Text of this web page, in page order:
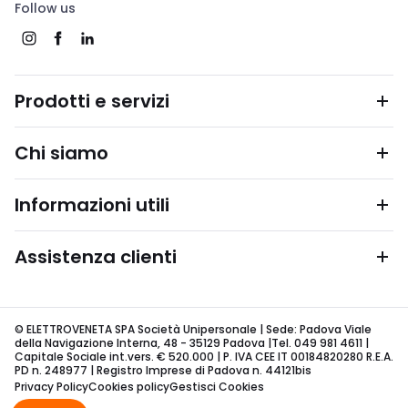
Follow us
Prodotti e servizi
Chi siamo
Informazioni utili
Assistenza clienti
© ELETTROVENETA SPA Società Unipersonale | Sede: Padova Viale
della Navigazione Interna, 48 - 35129 Padova |Tel. 049 981 4611 |
Capitale Sociale int.vers. € 520.000 | P. IVA CEE IT 00184820280 R.E.A.
PD n. 248977 | Registro Imprese di Padova n. 44121bis
Privacy PolicyCookies policyGestisci Cookies